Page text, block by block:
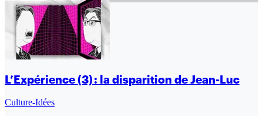
L’Expérience (3) : la disparition de Jean-Luc
Culture-Idées